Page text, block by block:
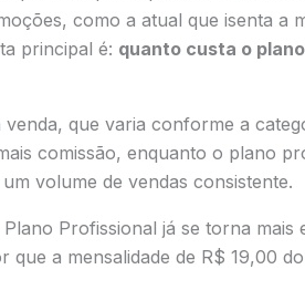
como a atual que isenta a
principal é: quanto custa o
que varia conforme a
comissão, enquanto o plano
volume de vendas consistente.
Profissional já se torna mais
a mensalidade de R$ 19,00